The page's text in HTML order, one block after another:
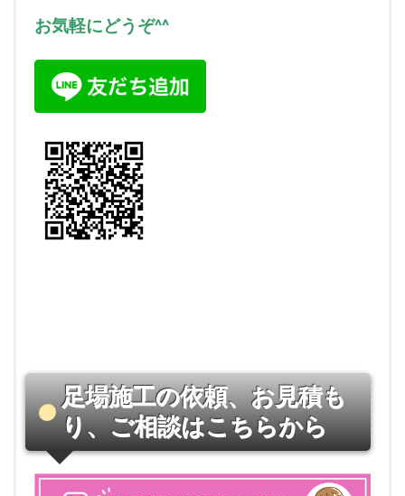
お気軽にどうぞ^^
足場施工の依頼、お見積も
り、ご相談はこちらから